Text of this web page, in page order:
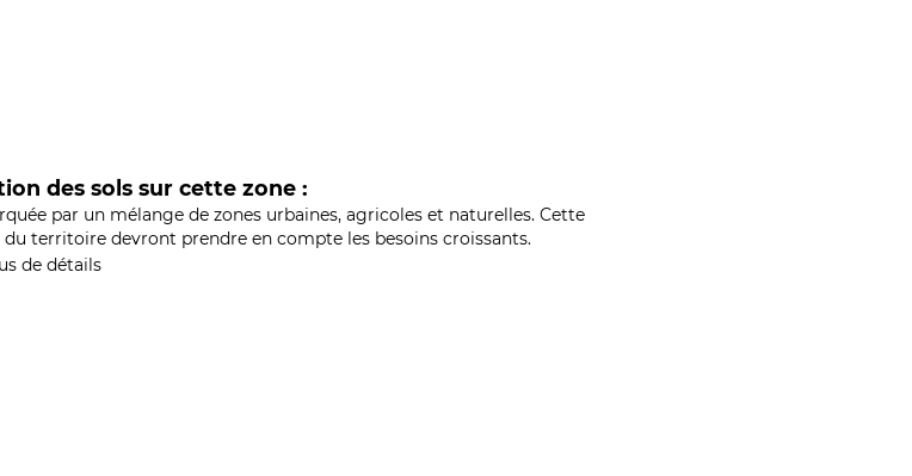
des sols sur cette zone :
par un mélange de zones urbaines, agricoles et naturelles. Cette
territoire devront prendre en compte les besoins croissants.
de détails